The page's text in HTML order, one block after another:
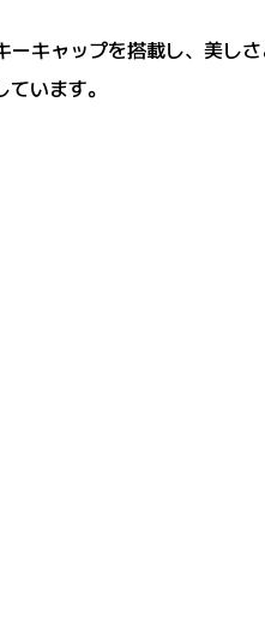
キャップを搭載し、美しさ
います。